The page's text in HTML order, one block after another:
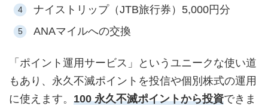
ナイストリップ（JTB旅行券）5,000円分
ANAマイルへの交換
「ポイント運用サービス」というユニークな使い道
もあり、永久不滅ポイントを投信や個別株式の運用
に使えます。 100 永久不滅ポイントから投資できま